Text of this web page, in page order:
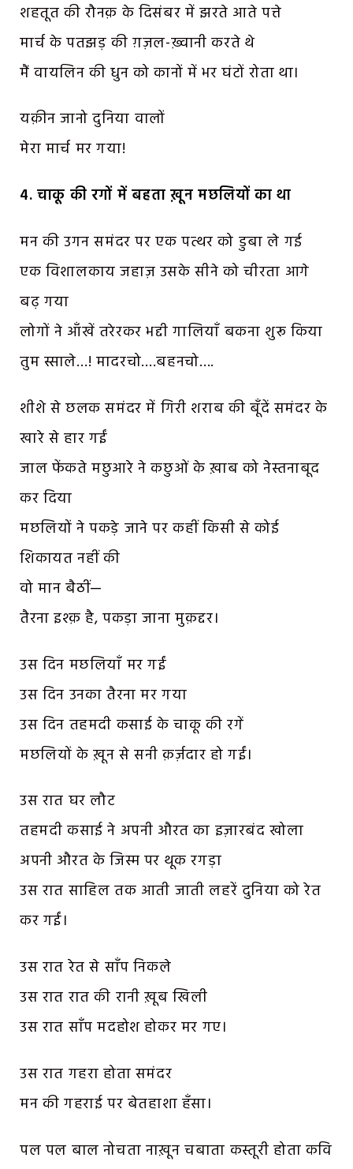
शहतूत की रौनक़ के दिसंबर में झरते आते पत्ते
मार्च के पतझड़ की ग़ज़ल-ख़्वानी करते थे
मैं वायलिन की धुन को कानों में भर घंटों रोता था।
यक़ीन जानो दुनिया वालों
मेरा मार्च मर गया!
4. चाकू की रगों में बहता ख़ून मछलियों का था
मन की उगन समंदर पर एक पत्थर को डुबा ले गई
एक विशालकाय जहाज़ उसके सीने को चीरता आगे
बढ़ गया
लोगों ने आँखें तरेरकर भद्दी गालियाँ बकना शुरू किया
तुम स्साले…! मादरचो….बहनचो….
शीशे से छलक समंदर में गिरी शराब की बूँदें समंदर के
खारे से हार गईं
जाल फेंकते मछुआरे ने कछुओं के ख़ाब को नेस्तनाबूद
कर दिया
मछलियों ने पकड़े जाने पर कहीं किसी से कोई
शिकायत नहीं की
वो मान बैठीं—
तैरना इश्क़ है, पकड़ा जाना मुक़द्दर।
उस दिन मछलियाँ मर गईं
उस दिन उनका तैरना मर गया
उस दिन तहमदी कसाई के चाकू की रगें
मछलियों के ख़ून से सनी क़र्ज़दार हो गईं।
उस रात घर लौट
तहमदी कसाई ने अपनी औरत का इज़ारबंद खोला
अपनी औरत के जिस्म पर थूक रगड़ा
उस रात साहिल तक आती जाती लहरें दुनिया को रेत
कर गईं।
उस रात रेत से साँप निकले
उस रात रात की रानी ख़ूब खिली
उस रात साँप मदहोश होकर मर गए।
उस रात गहरा होता समंदर
मन की गहराई पर बेतहाशा हँसा।
पल पल बाल नोचता नाख़ून चबाता कस्तूरी होता कवि